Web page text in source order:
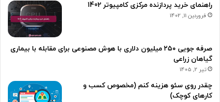
راهنمای خرید پردازنده مرکزی کامپیوتر 1402
فروردین 11, 1402
صرفه جویی ۲۵۰ میلیون دلاری با هوش مصنوعی برای مقابله با بیماری
گیاهان زراعی
تیر 2, 1405
چقدر روی سئو هزینه کنم (مخصوص کسب و
کارهای کوچک)